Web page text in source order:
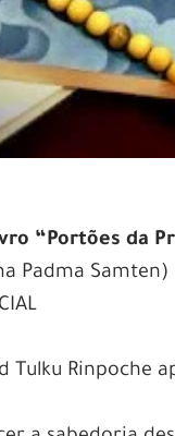
“Portões da
Padma Samten)
Tulku Rinpoche